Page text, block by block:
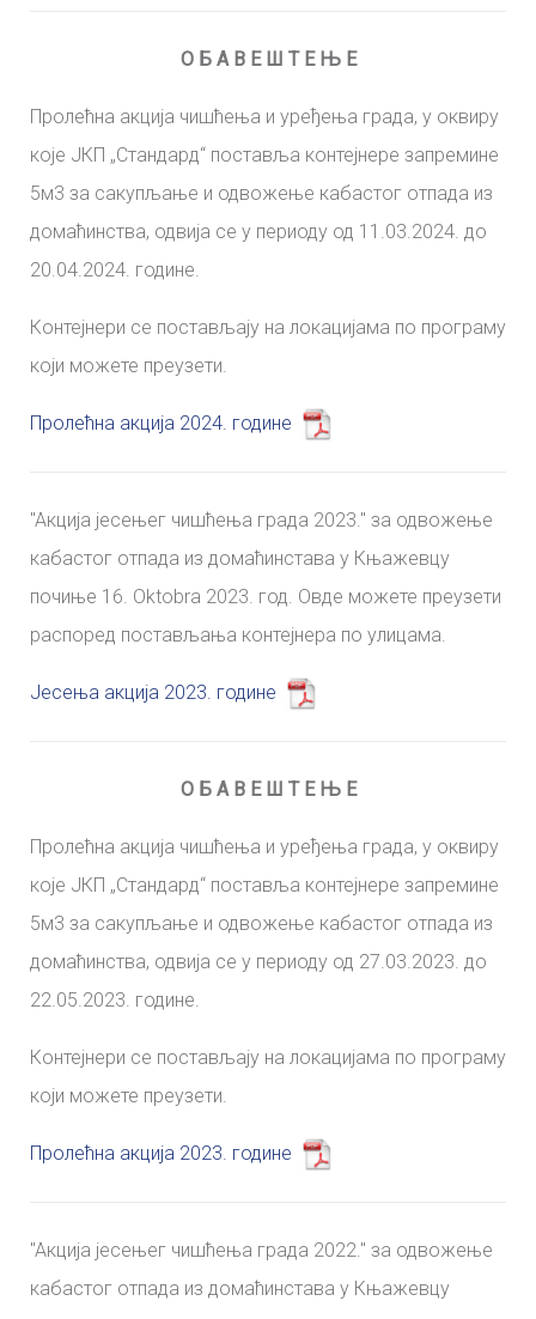
О Б А В Е Ш Т Е Њ Е
Пролећна акција чишћења и уређења града, у оквиру
које ЈКП „Стандард“ поставља контејнере запремине
5м3 за сакупљање и одвожење кабастог отпада из
домаћинства, одвија се у периоду од 11.03.2024. до
20.04.2024. године.
Контејнери се постављају на локацијама по програму
који можете преузети.
Пролећна акција 2024. године
"Aкција јесењег чишћења града 2023." за одвожење
кабастог отпада из домаћинстава у Књажевцу
почиње 16. Oktobra 2023. год. Овде можете преузети
распоред постављања контејнера по улицама.
Јесења акција 2023. године
О Б А В Е Ш Т Е Њ Е
Пролећна акција чишћења и уређења града, у оквиру
које ЈКП „Стандард“ поставља контејнере запремине
5м3 за сакупљање и одвожење кабастог отпада из
домаћинства, одвија се у периоду од 27.03.2023. до
22.05.2023. године.
Контејнери се постављају на локацијама по програму
који можете преузети.
Пролећна акција 2023. године
"Aкција јесењег чишћења града 2022." за одвожење
кабастог отпада из домаћинстава у Књажевцу